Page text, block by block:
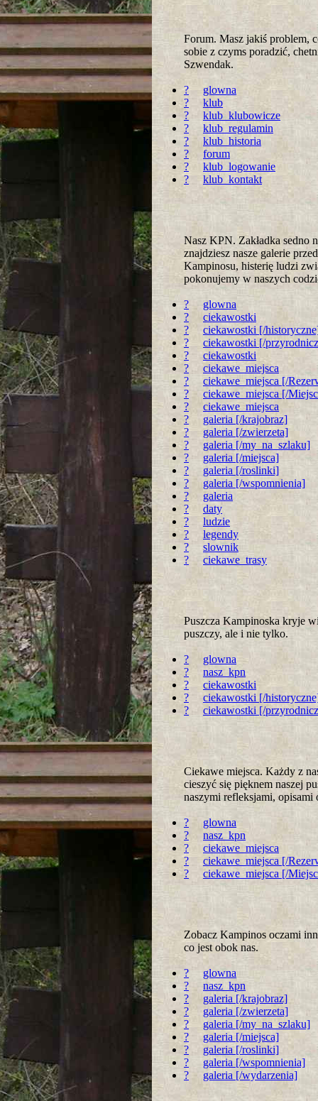
Forum. Masz jakiś problem,
sobie z czyms poradzić,
Szwendak.
?
glowna
?
klub
?
klub_klubowicze
?
klub_regulamin
?
klub_historia
?
forum
?
klub_logowanie
?
klub_kontakt
Nasz KPN. Zakładka sedno
znajdziesz nasze galerie
Kampinosu, histerię ludzi
pokonujemy w naszych
?
glowna
?
ciekawostki
?
ciekawostki [/
?
ciekawostki [/
?
ciekawostki
?
ciekawe_miejsca
?
ciekawe_miejsca [/
?
ciekawe_miejsca [/
?
ciekawe_miejsca
?
galeria [/krajobraz]
?
galeria [/zwierzeta]
?
galeria [/my_na_szlaku]
?
galeria [/miejsca]
?
galeria [/roslinki]
?
galeria [/wspomnienia]
?
galeria
?
daty
?
ludzie
?
legendy
?
slownik
?
ciekawe_trasy
Puszcza Kampinoska kryje
puszczy, ale i nie tylko.
?
glowna
?
nasz_kpn
?
ciekawostki
?
ciekawostki [/
?
ciekawostki [/
Ciekawe miejsca. Każdy z
cieszyć się pięknem naszej
naszymi refleksjami,
?
glowna
?
nasz_kpn
?
ciekawe_miejsca
?
ciekawe_miejsca [/
?
ciekawe_miejsca [/
Zobacz Kampinos oczami
co jest obok nas.
?
glowna
?
nasz_kpn
?
galeria [/krajobraz]
?
galeria [/zwierzeta]
?
galeria [/my_na_szlaku]
?
galeria [/miejsca]
?
galeria [/roslinki]
?
galeria [/wspomnienia]
?
galeria [/wydarzenia]